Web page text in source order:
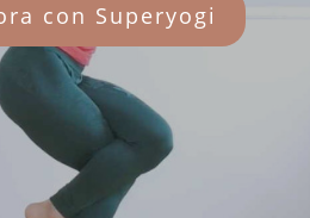
con Superyogi